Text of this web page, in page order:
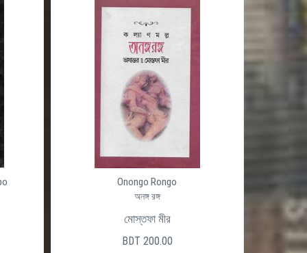
Onongo Rongo
অনঙ্গ রঙ্গ
মোস্তফা মীর
BDT 200.00